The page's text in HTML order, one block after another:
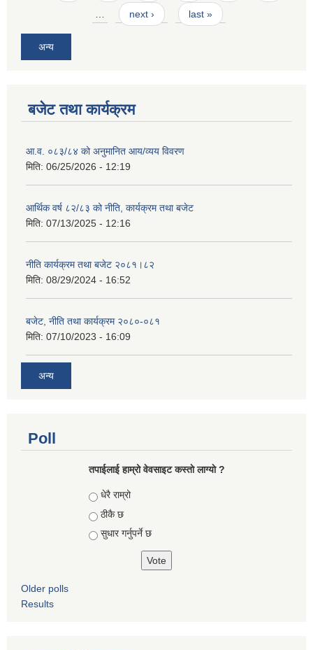
… next › last »
अन्य
बजेट तथा कार्यक्रम
आ.व. ०८३/८४ को अनुमानित आय/व्यय विवरण
मिति: 06/25/2026 - 12:19
आर्थिक वर्ष ८२/८३ को नीति, कार्यक्रम तथा बजेट
मिति: 07/13/2025 - 12:16
नीति कार्यक्रम तथा बजेट २०८१।८२
मिति: 08/29/2024 - 16:52
बजेट, नीति तथा कार्यक्रम २०८०-०८१
मिति: 07/10/2023 - 16:09
अन्य
Poll
तपाईलाई हाम्रो वेवसाइट कस्ताे लाग्याे ?
Choices
धेरै राम्रो
ठीकै छ
सुधार गर्नुपर्ने छ
Older polls
Results